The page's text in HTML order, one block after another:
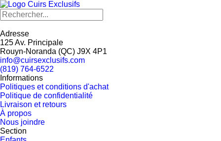
Adresse
125 Av. Principale
Rouyn-Noranda (QC) J9X 4P1
info@cuirsexclusifs.com
(819) 764-6522
Informations
Politiques et conditions d'achat
Politique de confidentialité
Livraison et retours
À propos
Nous joindre
Section